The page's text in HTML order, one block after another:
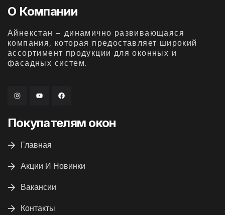
О Компании
Айнекстан – динамично развивающаяся
компания, которая предоставляет широкий
ассортимент продукции для оконных и
фасадных систем.
Покупателям окон
Главная
Акции И Новинки
Вакансии
Контакты